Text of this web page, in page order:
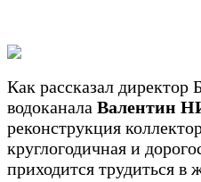
Как рассказал директор
водоканала Валентин
реконструкция
круглогодичная и
приходится трудиться